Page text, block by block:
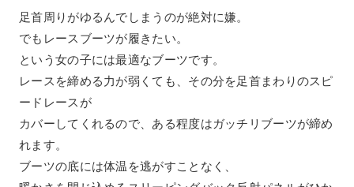
足首周りがゆるんでしまうのが絶対に嫌。
でもレースブーツが履きたい。
という女の子には最適なブーツです。
レースを締める力が弱くても、その分を足首まわりのスピ
ードレースが
カバーしてくれるので、ある程度はガッチリブーツが締め
れます。
ブーツの底には体温を逃がすことなく、